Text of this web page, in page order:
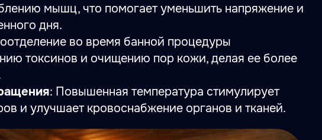
мышц, что помогает уменьшить напряжение и
дня.
во время банной процедуры
токсинов и очищению пор кожи, делая ее более
: Повышенная температура стимулирует
и улучшает кровоснабжение органов и тканей.